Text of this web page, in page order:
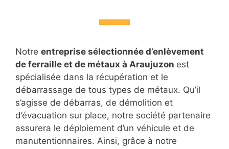
Notreentreprise sélectionnée d’enlèvement
de ferraille et de métaux à Araujuzon est
spécialisée dans la récupération et le
débarrassage de tous types de métaux. Qu’il
s’agisse de débarras, de démolition et
d’évacuation sur place, notre société partenaire
assurera le déploiement d’un véhicule et de
manutentionnaires. Ainsi, grâce à notre